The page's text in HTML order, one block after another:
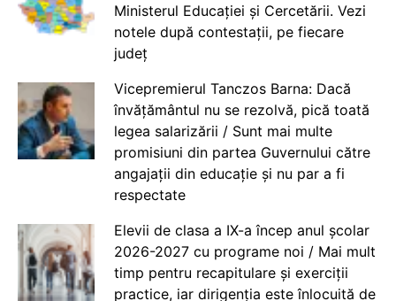
Ministerul Educației și Cercetării. Vezi
notele după contestații, pe fiecare
județ
Vicepremierul Tanczos Barna: Dacă
învățământul nu se rezolvă, pică toată
legea salarizării / Sunt mai multe
promisiuni din partea Guvernului către
angajații din educație și nu par a fi
respectate
Elevii de clasa a IX-a încep anul școlar
2026-2027 cu programe noi / Mai mult
timp pentru recapitulare și exerciții
practice, iar dirigenția este înlocuită de